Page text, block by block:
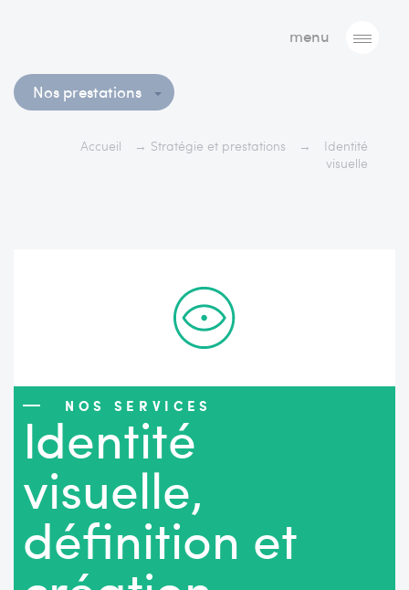
Nos prestations
menu
Accueil → Stratégie et prestations →
Identité
visuelle
NOS SERVICES
Identité
visuelle,
définition et